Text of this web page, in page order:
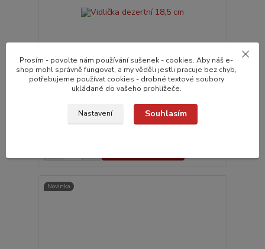
Vidlička dezertní 18,5 cm
83,0 Kč/ks
do 24 hodin v e-
Novinka
Prosím - povolte nám používání sušenek - cookies. Aby náš e-
shop mohl správně fungovat, a my věděli jestli pracuje bez chyb,
potřebujeme používat cookies - drobné textové soubory
ukládané do vašeho prohlížeče.
Nastavení Souhlasím